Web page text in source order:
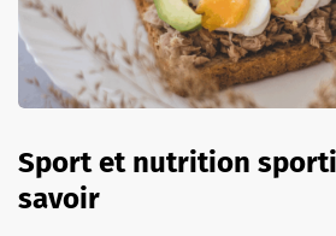
Sport et nutrition
savoir